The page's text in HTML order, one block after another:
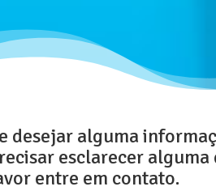
desejar alguma
esclarecer
entre em contato.